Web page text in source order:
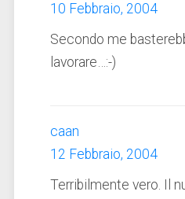
10 Febbraio, 2004
Secondo me
lavorare…:-)
caan
12 Febbraio, 2004
Terribilmente vero. Il